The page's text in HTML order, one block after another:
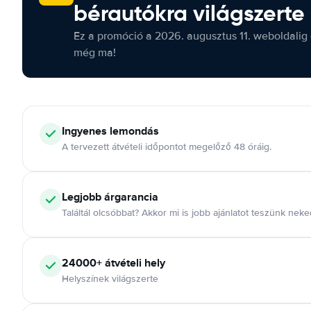
bérautókra világszerte
Ez a promóció a 2026. augusztus 11.
még ma!
Ingyenes lemondás
A tervezett átvételi időpontot megelőző 48 óráig.
Legjobb árgarancia
Találtál olcsóbbat? Akkor mi is jobb ajánlatot teszünk
24000+ átvételi hely
Helyszínek világszerte